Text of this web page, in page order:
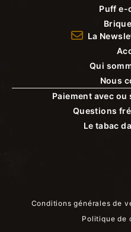
Puff e-
La
Qui
Nous
Paiement avec
Questions
Le tabac
Conditions générales de
Politique de